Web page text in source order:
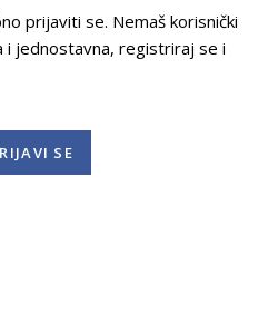
prijaviti se. Nemaš korisnički
i jednostavna, registriraj se i
SE